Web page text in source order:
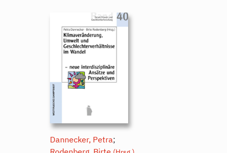
Dannecker, Petra;